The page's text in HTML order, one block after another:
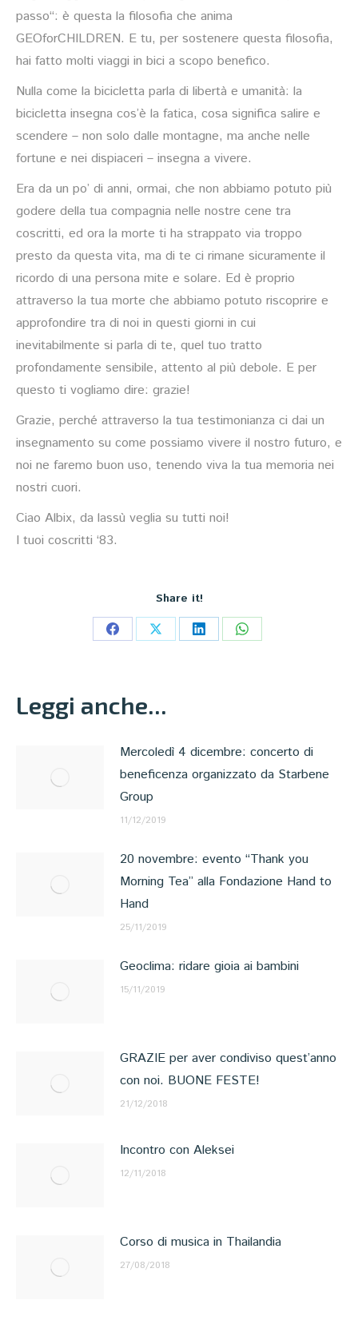
passo“: è questa la filosofia che anima
GEOforCHILDREN. E tu, per sostenere questa filosofia,
hai fatto molti viaggi in bici a scopo benefico.
Nulla come la bicicletta parla di libertà e umanità: la
bicicletta insegna cos’è la fatica, cosa significa salire e
scendere – non solo dalle montagne, ma anche nelle
fortune e nei dispiaceri – insegna a vivere.
Era da un po’ di anni, ormai, che non abbiamo potuto più
godere della tua compagnia nelle nostre cene tra
coscritti, ed ora la morte ti ha strappato via troppo
presto da questa vita, ma di te ci rimane sicuramente il
ricordo di una persona mite e solare. Ed è proprio
attraverso la tua morte che abbiamo potuto riscoprire e
approfondire tra di noi in questi giorni in cui
inevitabilmente si parla di te, quel tuo tratto
profondamente sensibile, attento al più debole. E per
questo ti vogliamo dire: grazie!
Grazie, perché attraverso la tua testimonianza ci dai un
insegnamento su come possiamo vivere il nostro futuro, e
noi ne faremo buon uso, tenendo viva la tua memoria nei
nostri cuori.
Ciao Albix, da lassù veglia su tutti noi!
I tuoi coscritti ‘83.
Share it!
CondividiCondividiCondividiCondividi
Leggi anche...
Mercoledì 4 dicembre: concerto di
beneficenza organizzato da Starbene
Group
11/12/2019
20 novembre: evento “Thank you
Morning Tea” alla Fondazione Hand to
Hand
25/11/2019
Geoclima: ridare gioia ai bambini
15/11/2019
GRAZIE per aver condiviso quest’anno
con noi. BUONE FESTE!
21/12/2018
Incontro con Aleksei
12/11/2018
Corso di musica in Thailandia
27/08/2018